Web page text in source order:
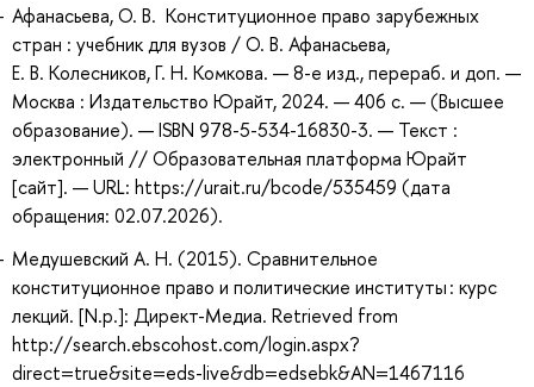
Афанасьева, О. В. Конституционное право зарубежных
стран : учебник для вузов / О. В. Афанасьева,
Е. В. Колесников, Г. Н. Комкова. — 8-е изд., перераб. и доп. —
Москва : Издательство Юрайт, 2024. — 406 с. — (Высшее
образование). — ISBN 978-5-534-16830-3. — Текст :
электронный // Образовательная платформа Юрайт
[сайт]. — URL: https://urait.ru/bcode/535459 (дата
обращения: 02.07.2026).
Медушевский А. Н. (2015). Сравнительное
конституционное право и политические институты : курс
лекций. [N.p.]: Директ-Медиа. Retrieved from
http://search.ebscohost.com/login.aspx?
direct=true&site=eds-live&db=edsebk&AN=1467116